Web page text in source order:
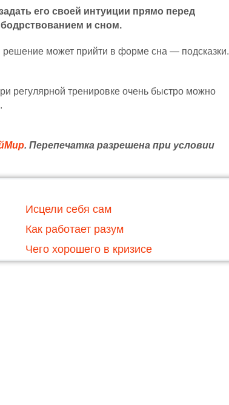
его своей интуиции прямо перед
и сном.
решение может прийти в форме сна — подсказки.
регулярной тренировке очень быстро можно
. Перепечатка разрешена при условии
Исцели себя сам
Как работает разум
Чего хорошего в кризисе